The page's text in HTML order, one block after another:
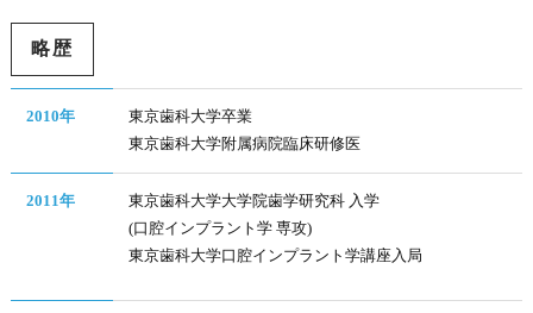
略歴
2010年
東京歯科大学卒業
東京歯科大学附属病院臨床研修医
2011年
東京歯科大学大学院歯学研究科 入学
(口腔インプラント学 専攻)
東京歯科大学口腔インプラント学講座入局